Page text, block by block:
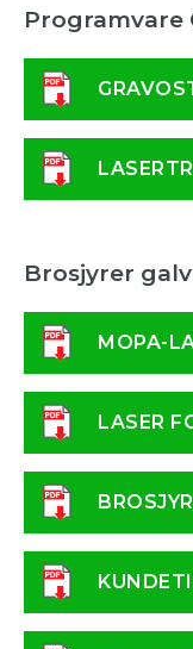
Programvare
Brosjyrer
MOPA-
LASER